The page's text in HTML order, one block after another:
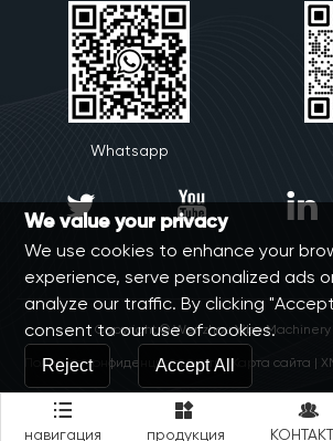
Whatsapp
  
Copyright © Wenzhou Yibo Machinery
Политика конфиденциальности|Карта сайта |

навигация

продукция

We value your privacy
We use cookies to enhance your
experience, serve personalized ads
analyze our traffic. By clicking
consent to our use of cookies.
Reject Accept All